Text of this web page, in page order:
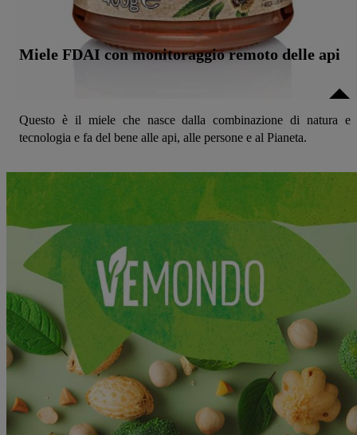
Miele FDAI con monitoraggio remoto delle api
Questo è il miele che nasce dalla combinazione di natura e
tecnologia e fa del bene alle api, alle persone e al Pianeta.